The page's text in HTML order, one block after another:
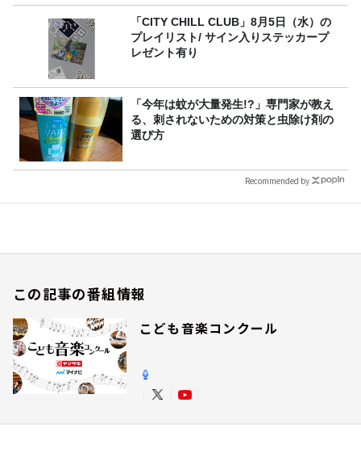
「CITY CHILL CLUB」8月5日（水）の
プレイリスト/ サイン入りステッカープ
レゼント有り
「今年は蚊が大量発生!?」専門家が教え
る、刺されないための対策と虫除け剤の
選び方
Recommended by
この記事の番組情報
こども音楽コンクール